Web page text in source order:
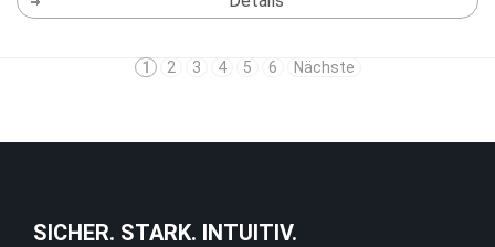
1 2 3 4 5 6 Nächste
SICHER. STARK. INTUITIV.